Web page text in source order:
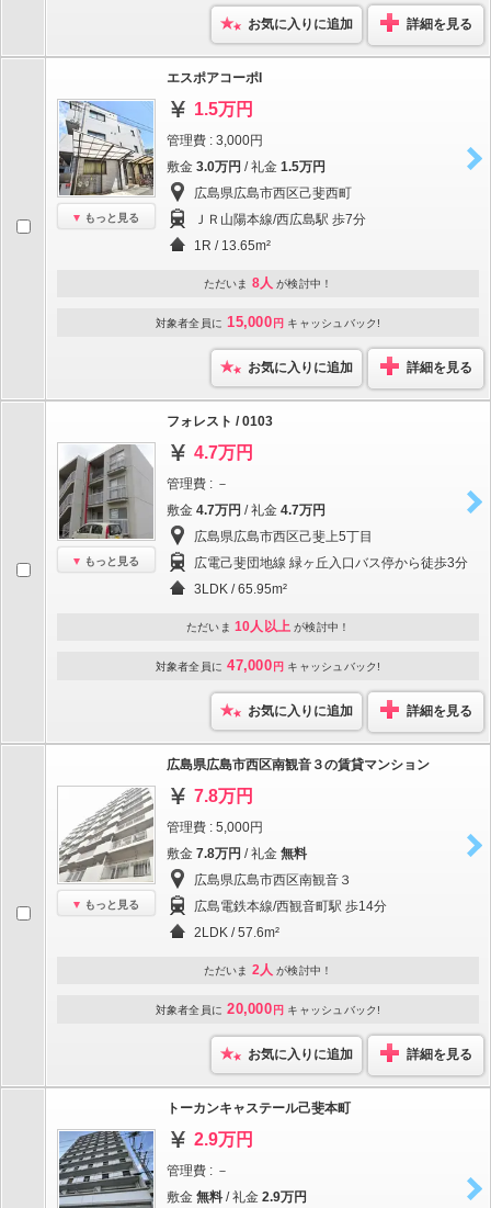
お気に入りに追加 詳細を見る
もっと見る
エスポアコーポI
1.5万円
管理費 : 3,000円
敷金 3.0万円 / 礼金 1.5万円
広島県広島市西区己斐西町
ＪＲ山陽本線/西広島駅 歩7分
1R / 13.65m²
ただいま 8人 が検討中！
対象者全員に 15,000 円 キャッシュバック!
お気に入りに追加 詳細を見る
もっと見る
フォレスト / 0103
4.7万円
管理費 : －
敷金 4.7万円 / 礼金 4.7万円
広島県広島市西区己斐上5丁目
広電己斐団地線 緑ヶ丘入口バス停から徒歩3分
3LDK / 65.95m²
ただいま 10人以上 が検討中！
対象者全員に 47,000 円 キャッシュバック!
お気に入りに追加 詳細を見る
もっと見る
広島県広島市西区南観音３の賃貸マンション
7.8万円
管理費 : 5,000円
敷金 7.8万円 / 礼金 無料
広島県広島市西区南観音３
広島電鉄本線/西観音町駅 歩14分
2LDK / 57.6m²
ただいま 2人 が検討中！
対象者全員に 20,000 円 キャッシュバック!
お気に入りに追加 詳細を見る
トーカンキャステール己斐本町
2.9万円
管理費 : －
敷金 無料 / 礼金 2.9万円